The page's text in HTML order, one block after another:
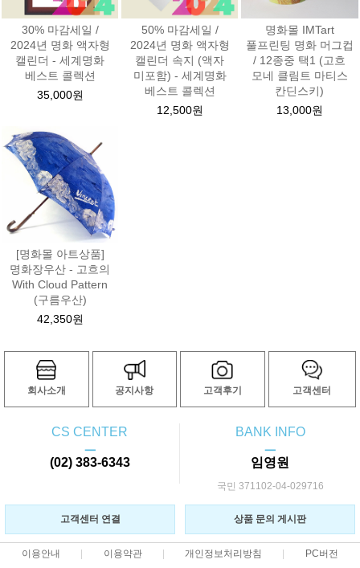
30% 마감세일 /
2024년 명화 액자형
캘린더 - 세계명화
베스트 콜렉션
35,000원
50% 마감세일 /
2024년 명화 액자형
캘린더 속지 (액자
미포함) - 세계명화
베스트 콜렉션
12,500원
명화몰 IMTart
풀프린팅 명화 머그컵
/ 12종중 택1 (고흐
모네 클림트 마티스
칸딘스키)
13,000원
[명화몰 아트상품]
명화장우산 - 고흐의
With Cloud Pattern
(구름우산)
42,350원
회사소개 공지사항 고객후기 고객센터
CS CENTER
ㅡ
(02) 383-6343
BANK INFO
ㅡ
임영원
국민 371102-04-029716
고객센터 연결 상품 문의 게시판
이용안내 이용약관 개인정보처리방침 PC버전